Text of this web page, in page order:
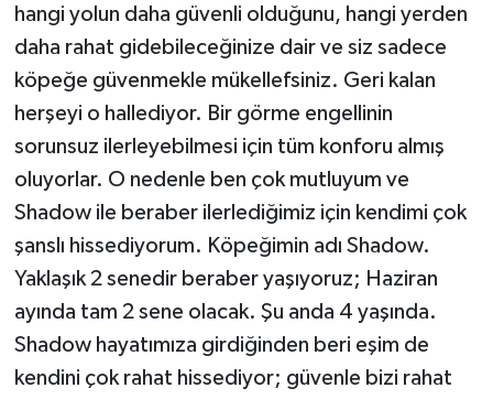
hangi yolun daha güvenli olduğunu, hangi yerden
daha rahat gidebileceğinize dair ve siz sadece
köpeğe güvenmekle mükellefsiniz. Geri kalan
herşeyi o hallediyor. Bir görme engellinin
sorunsuz ilerleyebilmesi için tüm konforu almış
oluyorlar. O nedenle ben çok mutluyum ve
Shadow ile beraber ilerlediğimiz için kendimi çok
şanslı hissediyorum. Köpeğimin adı Shadow.
Yaklaşık 2 senedir beraber yaşıyoruz; Haziran
ayında tam 2 sene olacak. Şu anda 4 yaşında.
Shadow hayatımıza girdiğinden beri eşim de
kendini çok rahat hissediyor; güvenle bizi rahat